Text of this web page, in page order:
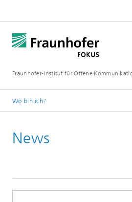
Fraunhofer-Institut für Offene
Wo bin ich?
News